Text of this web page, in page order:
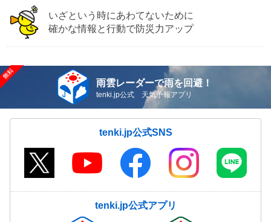
いざという時にあわてないために
確かな情報と行動で防災力アップ
雨雲レーダーで雨を回避！
tenki.jp公式 天気予報アプリ
tenki.jp公式SNS
tenki.jp公式アプリ